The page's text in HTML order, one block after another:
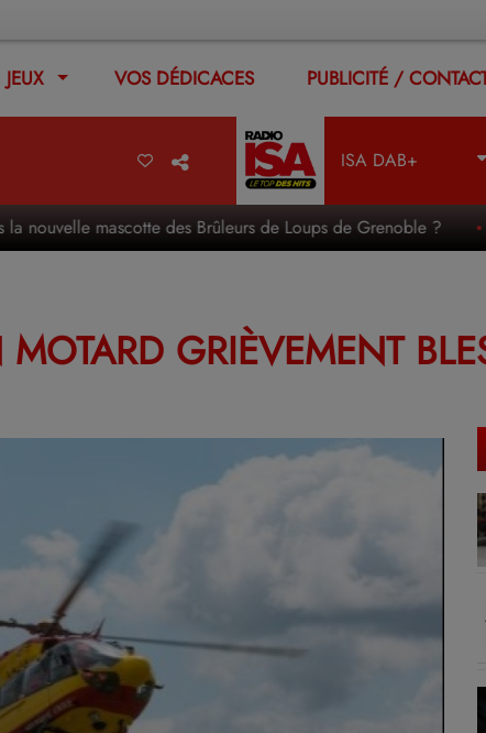
JEUX VOS DÉDICACES PUBLICITÉ /
ISA DAB+
mascotte des Brûleurs de Loups de Grenoble ?
GRIÈVEMENT